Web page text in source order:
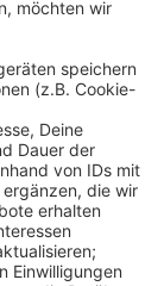
Bäumen
bei uns im